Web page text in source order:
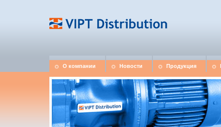
О компании Новости Продукция